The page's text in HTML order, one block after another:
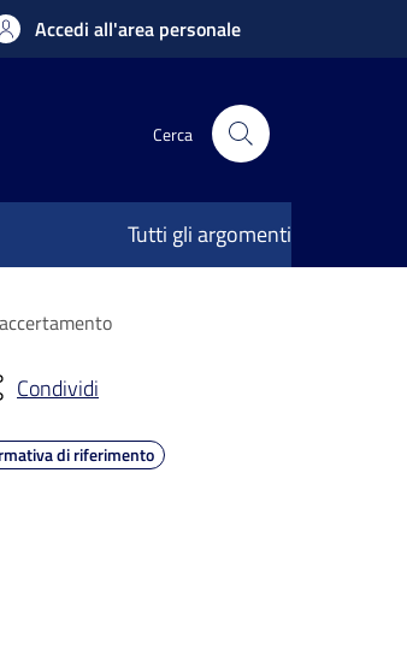
Accedi all'area personale
Cerca
Tutti gli argomenti
Condividi
di riferimento